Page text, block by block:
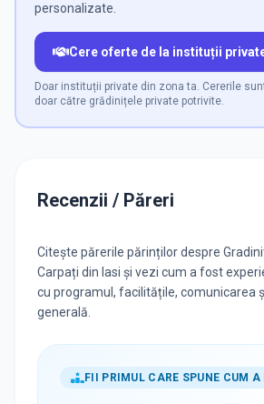
personalizate.
Cere oferte de la instituții
Doar instituții private din zona ta. Cererile
doar către grădinițele private potrivite.
Recenzii / Păreri
Citește părerile părinților despre
Carpați din Iasi și vezi cum a fost
cu programul, facilitățile, comunicarea
generală.
FII PRIMUL CARE SPUNE CUM A